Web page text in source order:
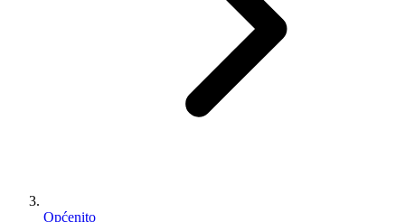
Općenito